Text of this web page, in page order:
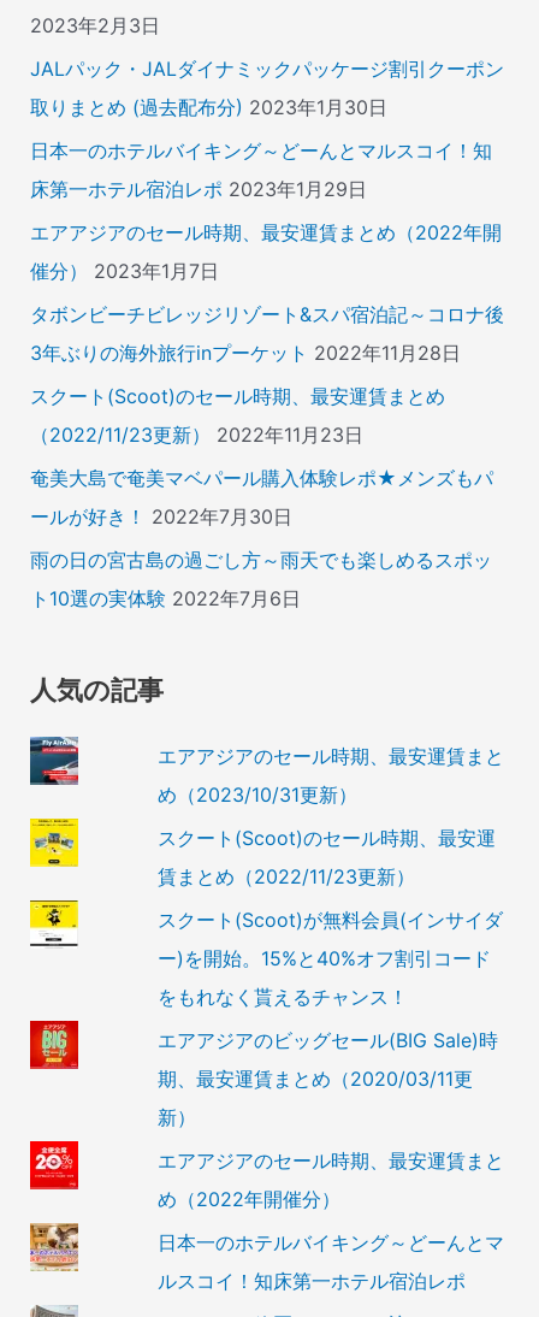
2023年2月3日
JALパック・JALダイナミックパッケージ割引クーポン
取りまとめ (過去配布分) 2023年1月30日
日本一のホテルバイキング～どーんとマルスコイ！知
床第一ホテル宿泊レポ 2023年1月29日
エアアジアのセール時期、最安運賃まとめ（2022年開
催分）
2023年1月7日
タボンビーチビレッジリゾート&スパ宿泊記～コロナ後
3年ぶりの海外旅行inプーケット 2022年11月28日
スクート(Scoot)のセール時期、最安運賃まとめ
（2022/11/23更新）
2022年11月23日
奄美大島で奄美マベパール購入体験レポ★メンズもパ
ールが好き！
2022年7月30日
雨の日の宮古島の過ごし方～雨天でも楽しめるスポッ
ト10選の実体験 2022年7月6日
人気の記事
エアアジアのセール時期、最安運賃まと
め（2023/10/31更新）
スクート(Scoot)のセール時期、最安運
賃まとめ（2022/11/23更新）
スクート(Scoot)が無料会員(インサイダ
ー)を開始。15%と40%オフ割引コード
をもれなく貰えるチャンス！
エアアジアのビッグセール(BIG Sale)時
期、最安運賃まとめ（2020/03/11更
新）
エアアジアのセール時期、最安運賃まと
め（2022年開催分）
日本一のホテルバイキング～どーんとマ
ルスコイ！知床第一ホテル宿泊レポ